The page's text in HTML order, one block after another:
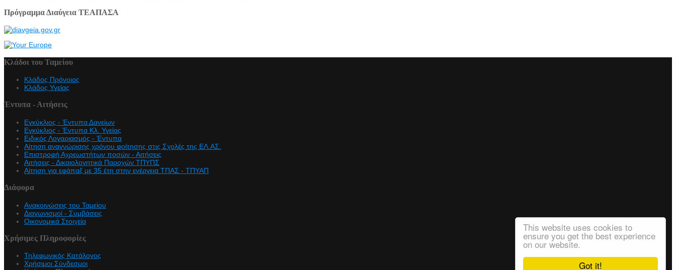
Got it!
This website uses cookies to
ensure you get the best experience
on our website.
Πρόγραμμα Διαύγεια ΤΕΑΠΑΣΑ
Κλάδοι του Ταμείου
Κλάδος Πρόνοιας
Κλάδος Υγείας
Έντυπα - Αιτήσεις
Εγκύκλιος - Έντυπα Δανείων
Εγκύκλιος - Έντυπα Κλ. Υγείας
Eιδικός Λογαριασμός - Έντυπα
Αίτηση αναγνώρισης χρόνου φοίτησης στις Σχολές της ΕΛ.ΑΣ.
Επιστροφή Αχρεωστήτων ποσών - Αιτήσεις
Αιτήσεις - Δικαιολογητικά Παροχών ΤΠΥΠΣ
Αίτηση για εφάπαξ με 35 έτη στην ενέργεια ΤΠΑΣ - ΤΠΥΑΠ
Διάφορα
Ανακοινώσεις του Ταμείου
Διαγωνισμοί - Συμβάσεις
Οικονομικά Στοιχεία
Χρήσιμες Πληροφορίες
Τηλεφωνικός Κατάλογος
Χρήσιμοι Σύνδεσμοι